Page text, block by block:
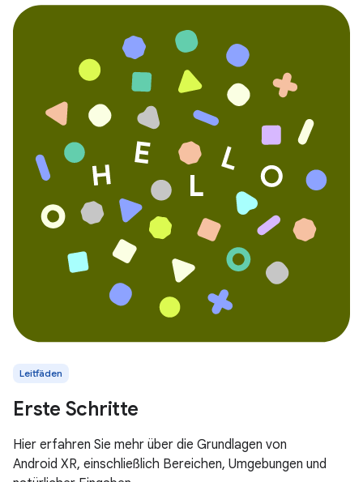
Leitfäden
Erste Schritte
Hier erfahren Sie mehr über die Grundlagen von
Android XR, einschließlich Bereichen, Umgebungen und